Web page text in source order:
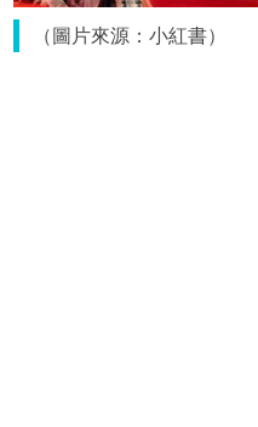
（圖片來源：小紅書）